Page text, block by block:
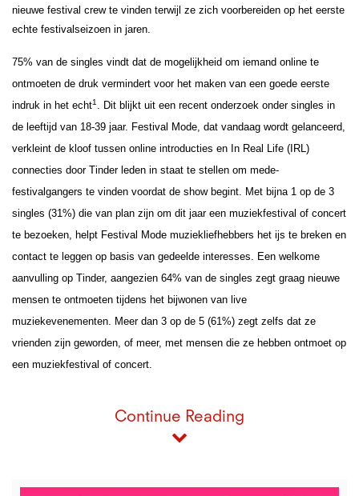
nieuwe festival crew te vinden terwijl ze zich voorbereiden op het eerste
echte festivalseizoen in jaren.
75% van de singles vindt dat de mogelijkheid om iemand online te
ontmoeten de druk vermindert voor het maken van een goede eerste
indruk in het echt1 . Dit blijkt uit een recent onderzoek onder singles in
de leeftijd van 18-39 jaar. Festival Mode, dat vandaag wordt gelanceerd,
verkleint de kloof tussen online introducties en In Real Life (IRL)
connecties door Tinder leden in staat te stellen om mede-
festivalgangers te vinden voordat de show begint. Met bijna 1 op de 3
singles (31%) die van plan zijn om dit jaar een muziekfestival of concert
te bezoeken, helpt Festival Mode muziekliefhebbers het ijs te breken en
contact te leggen op basis van gedeelde interesses. Een welkome
aanvulling op Tinder, aangezien 64% van de singles zegt graag nieuwe
mensen te ontmoeten tijdens het bijwonen van live
muziekevenementen. Meer dan 3 op de 5 (61%) zegt zelfs dat ze
vrienden zijn geworden, of meer, met mensen die ze hebben ontmoet op
een muziekfestival of concert.
Continue Reading